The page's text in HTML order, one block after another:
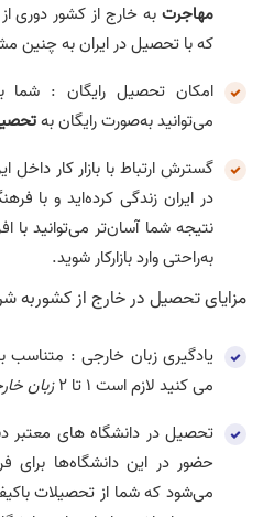
مهاجرت به خارج از کشور دوری
که با تحصیل در ایران به چنین
امکان تحصیل رایگان : شما
می‌توانید به‌صورت رایگان به
گسترش ارتباط با بازار کار داخل
در ایران زندگی کرده‌اید و با
نتیجه شما آسان‌تر می‌توانید با
به‌راحتی وارد بازارکار شوید.
مزایای تحصیل در خارج از کشوربه
یادگیری زبان خارجی : متناسب
می کنید لازم است ۱ تا ۲
زبان
تحصیل در دانشگاه های معتبر
حضور در این دانشگاه‌ها برای
می‌شود که شما از تحصیلات